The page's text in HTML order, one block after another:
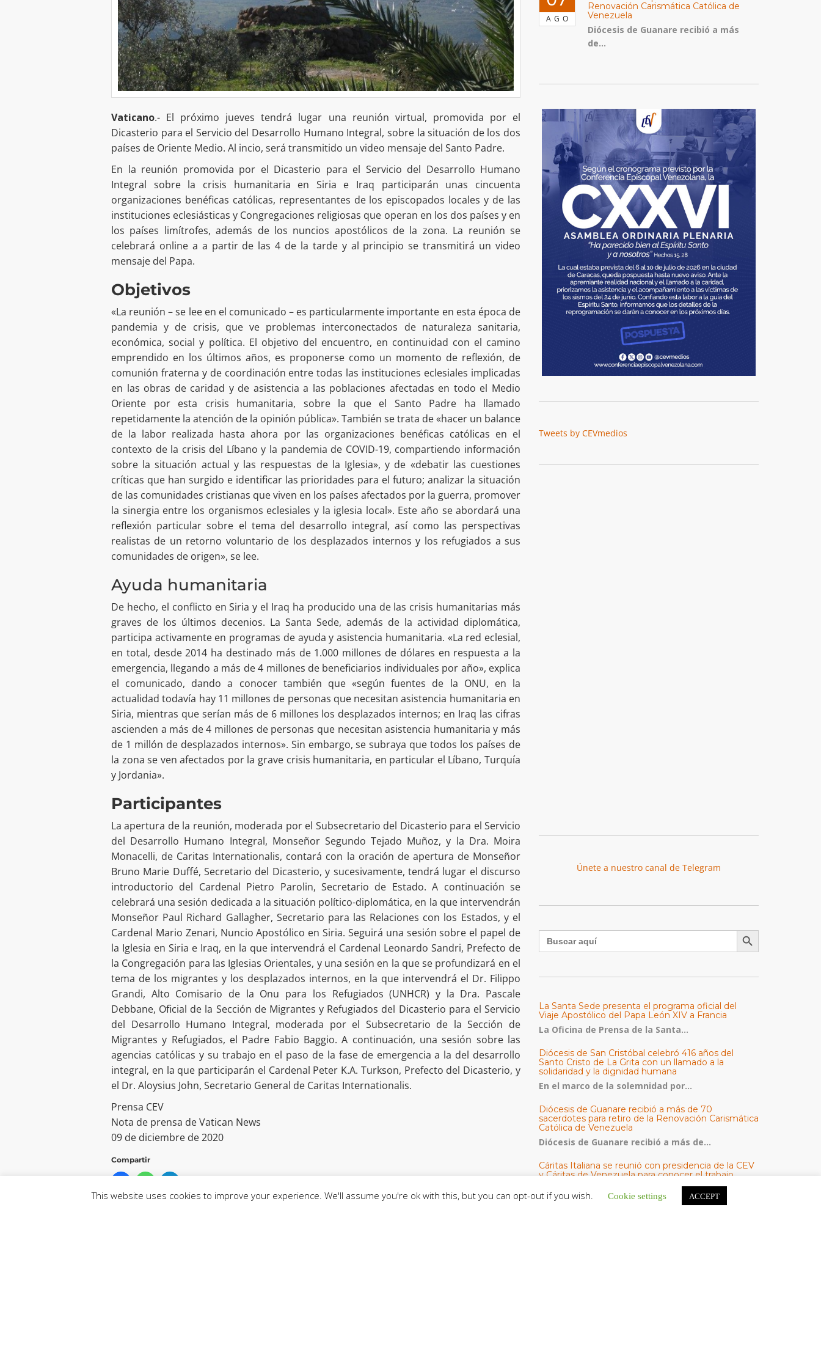
Vaticano.- El próximo jueves tendrá lugar una reunión virtual, promovida por el
Dicasterio para el Servicio del Desarrollo Humano Integral, sobre la situación de los dos
países de Oriente Medio. Al incio, será transmitido un video mensaje del Santo Padre.
En la reunión promovida por el Dicasterio para el Servicio del Desarrollo Humano
Integral sobre la crisis humanitaria en Siria e Iraq participarán unas cincuenta
organizaciones benéficas católicas, representantes de los episcopados locales y de las
instituciones eclesiásticas y Congregaciones religiosas que operan en los dos países y en
los países limítrofes, además de los nuncios apostólicos de la zona. La reunión se
celebrará online a a partir de las 4 de la tarde y al principio se transmitirá un video
mensaje del Papa.
Objetivos
«La reunión – se lee en el comunicado – es particularmente importante en esta época de
pandemia y de crisis, que ve problemas interconectados de naturaleza sanitaria,
económica, social y política. El objetivo del encuentro, en continuidad con el camino
emprendido en los últimos años, es proponerse como un momento de reflexión, de
comunión fraterna y de coordinación entre todas las instituciones eclesiales implicadas
en las obras de caridad y de asistencia a las poblaciones afectadas en todo el Medio
Oriente por esta crisis humanitaria, sobre la que el Santo Padre ha llamado
repetidamente la atención de la opinión pública». También se trata de «hacer un balance
de la labor realizada hasta ahora por las organizaciones benéficas católicas en el
contexto de la crisis del Líbano y la pandemia de COVID-19, compartiendo información
sobre la situación actual y las respuestas de la Iglesia», y de «debatir las cuestiones
críticas que han surgido e identificar las prioridades para el futuro; analizar la situación
de las comunidades cristianas que viven en los países afectados por la guerra, promover
la sinergia entre los organismos eclesiales y la iglesia local». Este año se abordará una
reflexión particular sobre el tema del desarrollo integral, así como las perspectivas
realistas de un retorno voluntario de los desplazados internos y los refugiados a sus
comunidades de origen», se lee.
Ayuda humanitaria
De hecho, el conflicto en Siria y el Iraq ha producido una de las crisis humanitarias más
graves de los últimos decenios. La Santa Sede, además de la actividad diplomática,
participa activamente en programas de ayuda y asistencia humanitaria. «La red eclesial,
en total, desde 2014 ha destinado más de 1.000 millones de dólares en respuesta a la
emergencia, llegando a más de 4 millones de beneficiarios individuales por año», explica
el comunicado, dando a conocer también que «según fuentes de la ONU, en la
actualidad todavía hay 11 millones de personas que necesitan asistencia humanitaria en
Siria, mientras que serían más de 6 millones los desplazados internos; en Iraq las cifras
ascienden a más de 4 millones de personas que necesitan asistencia humanitaria y más
de 1 millón de desplazados internos». Sin embargo, se subraya que todos los países de
la zona se ven afectados por la grave crisis humanitaria, en particular el Líbano, Turquía
y Jordania».
Participantes
La apertura de la reunión, moderada por el Subsecretario del Dicasterio para el Servicio
del Desarrollo Humano Integral, Monseñor Segundo Tejado Muñoz, y la Dra. Moira
Monacelli, de Caritas Internationalis, contará con la oración de apertura de Monseñor
Bruno Marie Duffé, Secretario del Dicasterio, y sucesivamente, tendrá lugar el discurso
introductorio del Cardenal Pietro Parolin, Secretario de Estado. A continuación se
celebrará una sesión dedicada a la situación político-diplomática, en la que intervendrán
Monseñor Paul Richard Gallagher, Secretario para las Relaciones con los Estados, y el
Cardenal Mario Zenari, Nuncio Apostólico en Siria. Seguirá una sesión sobre el papel de
la Iglesia en Siria e Iraq, en la que intervendrá el Cardenal Leonardo Sandri, Prefecto de
la Congregación para las Iglesias Orientales, y una sesión en la que se profundizará en el
tema de los migrantes y los desplazados internos, en la que intervendrá el Dr. Filippo
Grandi, Alto Comisario de la Onu para los Refugiados (UNHCR) y la Dra. Pascale
Debbane, Oficial de la Sección de Migrantes y Refugiados del Dicasterio para el Servicio
del Desarrollo Humano Integral, moderada por el Subsecretario de la Sección de
Migrantes y Refugiados, el Padre Fabio Baggio. A continuación, una sesión sobre las
agencias católicas y su trabajo en el paso de la fase de emergencia a la del desarrollo
integral, en la que participarán el Cardenal Peter K.A. Turkson, Prefecto del Dicasterio, y
el Dr. Aloysius John, Secretario General de Caritas Internationalis.
Prensa CEV
Nota de prensa de Vatican News
09 de diciembre de 2020
Compartir
AGO
Renovación Carismática Católica de
Venezuela
Diócesis de Guanare recibió a más
de...
Tweets by CEVmedios
Únete a nuestro canal de Telegram
Buscar: Botón de búsqueda
La Santa Sede presenta el programa oficial del
Viaje Apostólico del Papa León XIV a Francia
La Oficina de Prensa de la Santa...
Diócesis de San Cristóbal celebró 416 años del
Santo Cristo de La Grita con un llamado a la
solidaridad y la dignidad humana
En el marco de la solemnidad por...
Diócesis de Guanare recibió a más de 70
sacerdotes para retiro de la Renovación Carismática
Católica de Venezuela
Diócesis de Guanare recibió a más de...
Cáritas Italiana se reunió con presidencia de la CEV
y Cáritas de Venezuela para conocer el trabajo
Una delegación encabezada por el padre Marco...
This website uses cookies to improve your experience. We'll assume you're ok with this, but you can opt-out if you wish. Cookie settings ACCEPT